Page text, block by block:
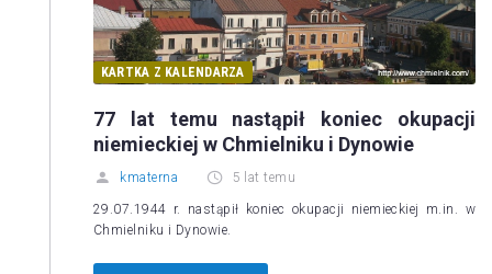
KARTKA Z KALENDARZA
77 lat temu nastąpił koniec okupacji
niemieckiej w Chmielniku i Dynowie
kmaterna 5 lat temu
29.07.1944 r. nastąpił koniec okupacji niemieckiej m.in. w
Chmielniku i Dynowie.